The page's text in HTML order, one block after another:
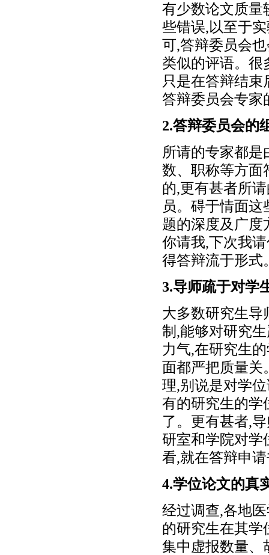
有少数论文质量
些错误,以至于
可,答辩委员会
类似的评语。很
只是在答辩结
答辩委员会专家
2.答辩委员会
所请的专家都是
数、职称等方面
的,更有甚者所
员。碍于情面
题的深度及广度
你请我,下次我
得答辩流于形式
3.导师疏于对
大多数研究生导
制,能够对研究
力气,在研究生
面都严把质量关
理,别说是对学
有的研究生的学
了。更有甚者,
研室和学院对学
看,就在答辩申
4.学位论文的
经过调查,各地
的研究生在其学
集中虚报数量、